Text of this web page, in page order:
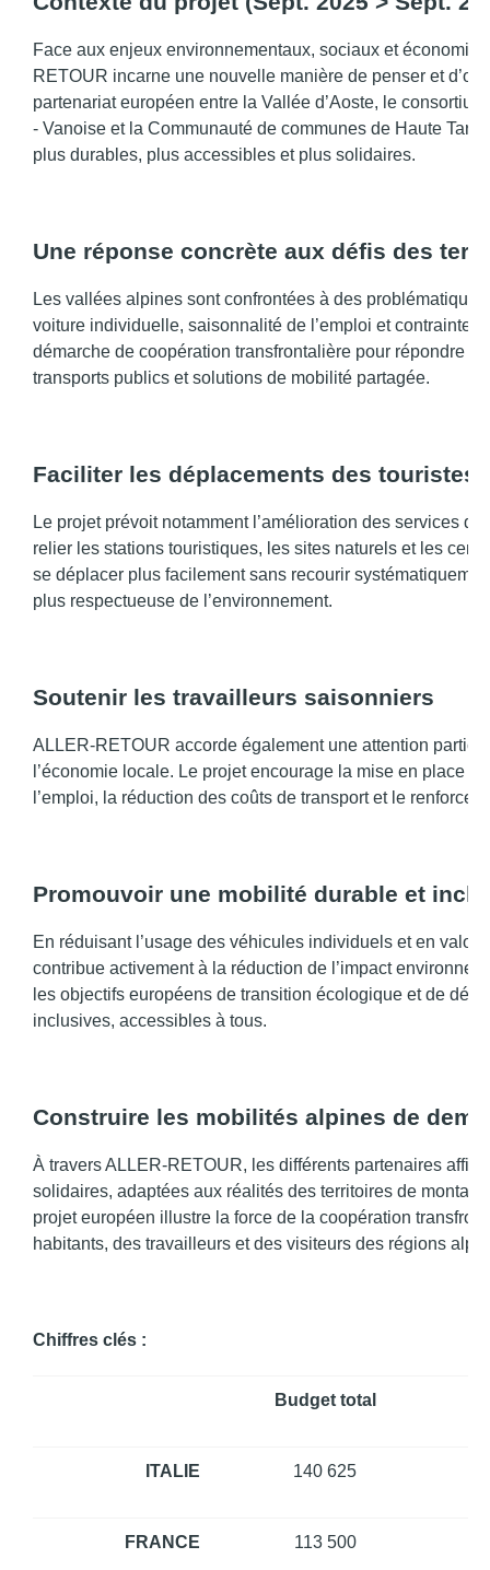
Face aux enjeux environnementaux, sociaux et
RETOUR incarne une nouvelle manière de penser et
partenariat européen entre la Vallée d’Aoste, le
- Vanoise et la Communauté de communes de Haute
plus durables, plus accessibles et plus solidaires.
Une réponse concrète aux défis des
Les vallées alpines sont confrontées à des
voiture individuelle, saisonnalité de l’emploi et
démarche de coopération transfrontalière pour répondre
transports publics et solutions de mobilité partagée.
Faciliter les déplacements des touristes
Le projet prévoit notamment l’amélioration des services
relier les stations touristiques, les sites naturels et les
se déplacer plus facilement sans recourir
plus respectueuse de l’environnement.
Soutenir les travailleurs saisonniers
ALLER-RETOUR accorde également une attention
l’économie locale. Le projet encourage la mise en place
l’emploi, la réduction des coûts de transport et le
Promouvoir une mobilité durable et
En réduisant l’usage des véhicules individuels et en
contribue activement à la réduction de l’impact
les objectifs européens de transition écologique et de
inclusives, accessibles à tous.
Construire les mobilités alpines de
À travers ALLER-RETOUR, les différents partenaires
solidaires, adaptées aux réalités des territoires de
projet européen illustre la force de la coopération
habitants, des travailleurs et des visiteurs des régions
Chiffres clés :
Budget total
ITALIE 140 625
FRANCE 113 500